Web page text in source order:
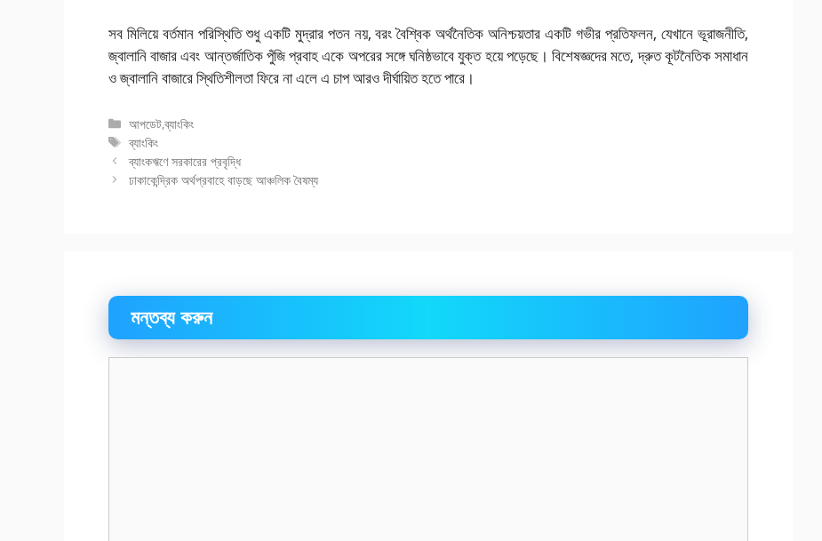
সব মিলিয়ে বর্তমান পরিস্থিতি শুধু একটি মুদ্রার পতন নয়, বরং বৈশ্বিক অর্থনৈতিক অনিশ্চয়তার একটি গভীর প্রতিফলন, যেখানে ভূরাজনীতি,
জ্বালানি বাজার এবং আন্তর্জাতিক পুঁজি প্রবাহ একে অপরের সঙ্গে ঘনিষ্ঠভাবে যুক্ত হয়ে পড়েছে। বিশেষজ্ঞদের মতে, দ্রুত কূটনৈতিক সমাধান
ও জ্বালানি বাজারে স্থিতিশীলতা ফিরে না এলে এ চাপ আরও দীর্ঘায়িত হতে পারে।
বিভাগ
সমূহ
আপডেট,ব্যাংকিং
ট্যাগ
সমূহ
ব্যাংকিং
ব্যাংকঋণে সরকারের প্রবৃদ্ধি
ঢাকাকেন্দ্রিক অর্থপ্রবাহে বাড়ছে আঞ্চলিক বৈষম্য
মন্তব্য করুন